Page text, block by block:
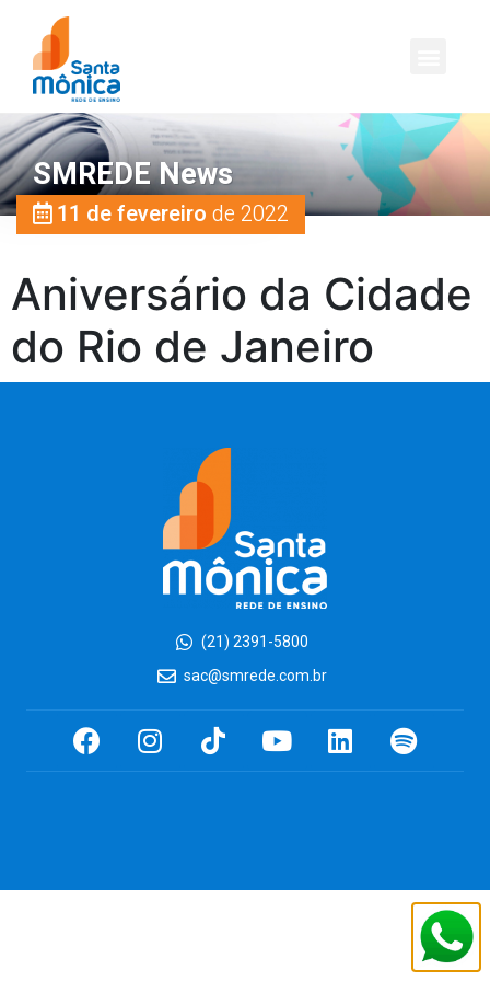
SMREDE News
11 de fevereiro de 2022
Aniversário da Cidade
do Rio de Janeiro
(21) 2391-5800
sac@smrede.com.br